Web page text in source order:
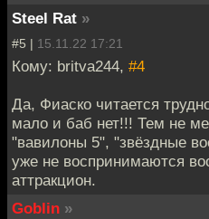
Steel Rat »
#5 | 15.11.22 17:21
Кому: britva244, #4
Да, Фиаско читается
мало и баб нет!!! Тем не
"вавилоны 5", "звёздные
уже не воспринимаются
аттракцион.
Goblin »